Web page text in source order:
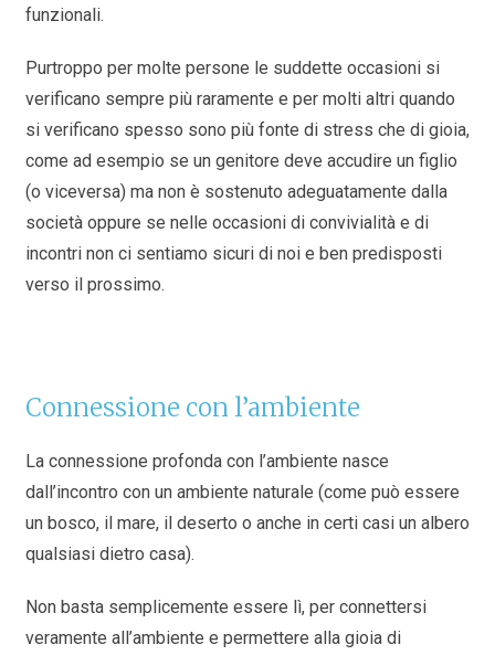
funzionali.
Purtroppo per molte persone le suddette occasioni si
verificano sempre più raramente e per molti altri quando
si verificano spesso sono più fonte di stress che di gioia,
come ad esempio se un genitore deve accudire un figlio
(o viceversa) ma non è sostenuto adeguatamente dalla
società oppure se nelle occasioni di convivialità e di
incontri non ci sentiamo sicuri di noi e ben predisposti
verso il prossimo.
Connessione con l’ambiente
La connessione profonda con l’ambiente nasce
dall’incontro con un ambiente naturale (come può essere
un bosco, il mare, il deserto o anche in certi casi un albero
qualsiasi dietro casa).
Non basta semplicemente essere lì, per connettersi
veramente all’ambiente e permettere alla gioia di